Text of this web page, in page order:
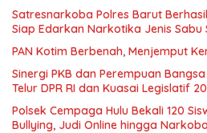
Satresnarkoba Polres Barut
Siap Edarkan Narkotika Jenis Sabu
PAN Kotim Berbenah, Menjemput
Sinergi PKB dan Perempuan
Telur DPR RI dan Kuasai Legislatif
Polsek Cempaga Hulu Bekali 120
Bullying, Judi Online hingga Narkoba